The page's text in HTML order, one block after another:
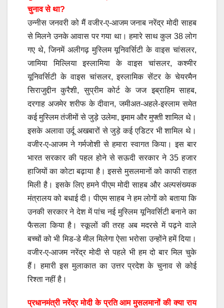
चुनाव से था?
उन्नीस जनवरी को मैं वजीर-ए-आजम जनाब नरेंद्र मोदी साहब
से मिलने उनके आवास पर गया था। हमारे साथ कुल 38 लोग
गए थे, जिनमें अलीगढ़ मुस्लिम यूनिवर्सिटी के वाइस चांसलर,
जामिया मिल्लिया इस्लामिया के वाइस चांसलर, कश्मीर
यूनिवर्सिटी के वाइस चांसलर, इस्लामिक सेंटर के चेयरमैन
सिराजुद्दीन कुरैशी, सुप्रीम कोर्ट के जज इब्राहिम साहब,
दरगाह अजमेर शरीफ के दीवान, जमीअत-अहले-इस्लाम समेत
कई मुस्लिम तंजीमों से जुड़े उलेमा, इमाम और मुफ्ती शामिल थे।
इसके अलावा उर्दू अखबारों से जुड़े कई एडिटर भी शामिल थे।
वजीर-ए-आजम ने गर्मजोशी से हमारा स्वागत किया। इस बार
भारत सरकार की पहल होने से सऊदी सरकार ने 35 हजार
हाजियों का कोटा बढ़ाया है। इससे मुसलमानों को काफी राहत
मिली है। इसके लिए हमने पीएम मोदी साहब और अल्पसंख्यक
मंत्रालय को बधाई दी। पीएम साहब ने हम लोगों को बताया कि
उनकी सरकार ने देश में पांच नई मुस्लिम यूनिवर्सिटी बनाने का
फैसला किया है। स्कूलों की तरह अब मदरसे में पढ़ने वाले
बच्चों को भी मिड-डे मील मिलेगा ऐसा भरोसा उन्होंने हमें दिया।
वजीर-ए-आजम नरेंद्र मोदी से पहले भी हम दो बार मिल चुके
हैं। हमारी इस मुलाकात का उत्तर प्रदेश के चुनाव से कोई
रिश्ता नहीं है।
प्रधानमंत्री नरेंद्र मोदी के प्रति आम मुसलमानों की क्या राय